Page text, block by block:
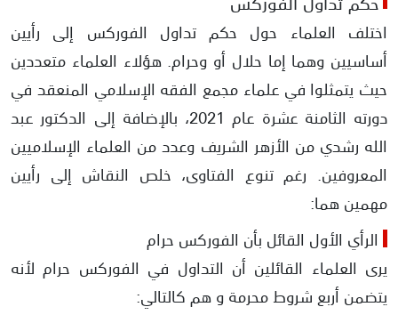
اختلف العلماء حول حكم تداول الفوركس إلى رأيين
أساسيين وهما إما حلال أو وحرام. هؤلاء العلماء متعددين
حيث يتمثلوا في علماء مجمع الفقه الإسلامي المنعقد في
دورته الثامنة عشرة عام 2021، بالإضافة إلى الدكتور عبد
الله رشدي من الأزهر الشريف وعدد من العلماء الإسلاميين
المعروفين. رغم تنوع الفتاوى، خلص النقاش إلى رأيين
مهمين هما:
الرأي الأول القائل بأن الفوركس حرام
يرى العلماء القائلين أن التداول في الفوركس حرام لأنه
يتضمن أربع شروط محرمة و هم كالتالي: